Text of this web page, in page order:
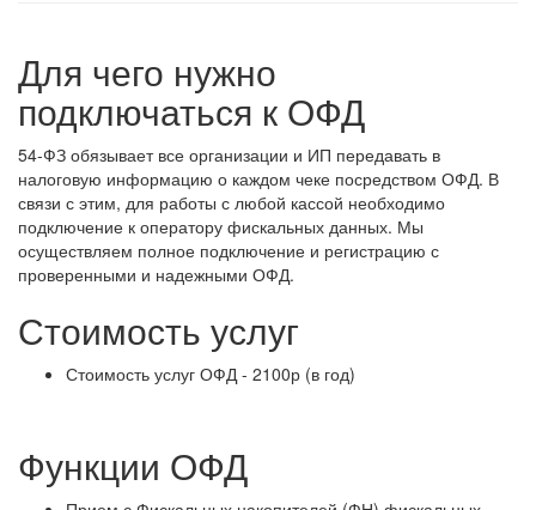
Для чего нужно
подключаться к ОФД
54-ФЗ обязывает все организации и ИП передавать в
налоговую информацию о каждом чеке посредством ОФД. В
связи с этим, для работы с любой кассой необходимо
подключение к оператору фискальных данных. Мы
осуществляем полное подключение и регистрацию с
проверенными и надежными ОФД.
Стоимость услуг
Стоимость услуг ОФД - 2100р (в год)
Функции ОФД